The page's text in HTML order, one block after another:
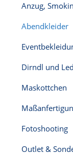
Anzug,
Abendkleider
Dirndl und
Maskottchen
Fotoshooting
Outlet &